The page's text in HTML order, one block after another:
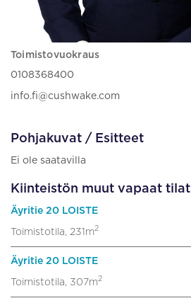
Toimistovuokraus
0108368400
info.fi@cushwake.com
Pohjakuvat / Esitteet
Ei ole saatavilla
Kiinteistön muut vapaat tilat
Äyritie 20 LOISTE
Toimistotila, 231m2
Äyritie 20 LOISTE
Toimistotila, 307m2